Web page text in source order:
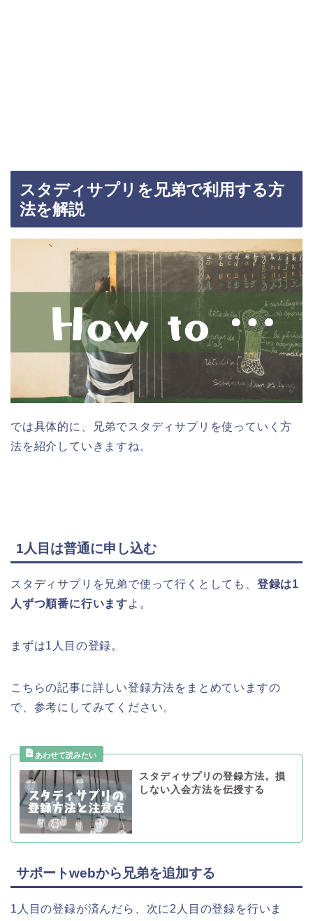
スタディサプリを兄弟で利用する方
法を解説
では具体的に、兄弟でスタディサプリを使っていく方
法を紹介していきますね。
1人目は普通に申し込む
スタディサプリを兄弟で使って行くとしても、 登録は1
人ずつ順番に行いますよ。
まずは1人目の登録。
こちらの記事に詳しい登録方法をまとめていますの
で、参考にしてみてください。
スタディサプリの登録方法。損
しない入会方法を伝授する
サポートwebから兄弟を追加する
1人目の登録が済んだら、次に2人目の登録を行いま